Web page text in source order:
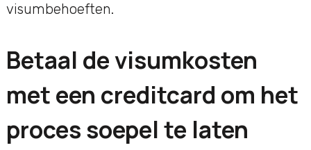
visumbehoeften.
Betaal de visumkosten
met een creditcard om het
proces soepel te laten